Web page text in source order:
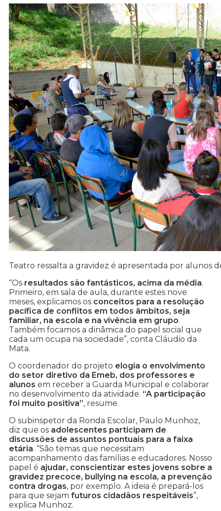
Teatro ressalta a gravidez é apresentada por alunos
“Os resultados são fantásticos, acima da média.
Primeiro, em sala de aula, durante estes nove
meses, explicamos os conceitos para a resolução
pacífica de conflitos em todos âmbitos, seja
familiar, na escola e na vivência em grupo.
Também focamos a dinâmica do papel social que
cada um ocupa na sociedade”, conta Cláudio da
Mata.
O coordenador do projeto elogia o envolvimento
do setor diretivo da Emeb, dos professores e
alunos em receber a Guarda Municipal e colaborar
no desenvolvimento da atividade. “A participação
foi muito positiva”, resume.
O subinspetor da Ronda Escolar, Paulo Munhoz,
diz que os adolescentes participam de
discussões de assuntos pontuais para a faixa
etária. “São temas que necessitam
acompanhamento das famílias e educadores. Nosso
papel é ajudar, conscientizar estes jovens sobre a
gravidez precoce, bullying na escola, a prevenção
contra drogas, por exemplo. A ideia é prepará-los
para que sejam futuros cidadãos respeitáveis”,
explica Munhoz.